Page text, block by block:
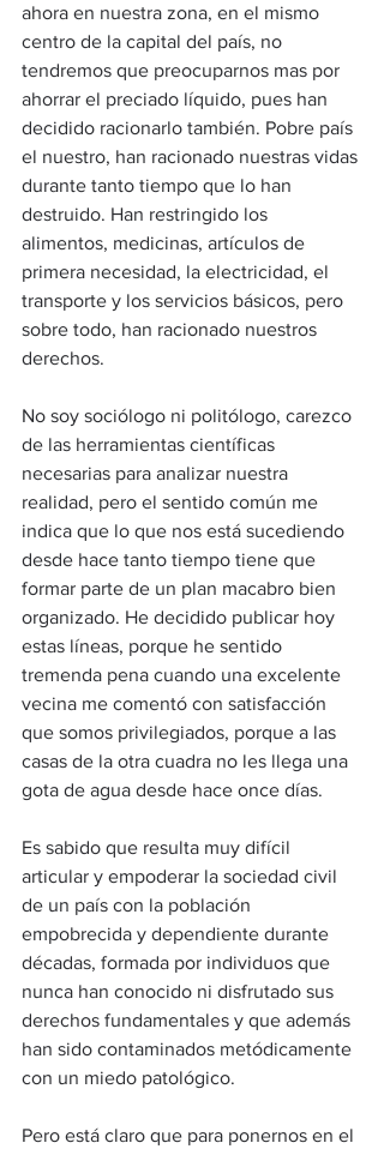
ahora en nuestra zona, en el mismo
centro de la capital del país, no
tendremos que preocuparnos mas por
ahorrar el preciado líquido, pues han
decidido racionarlo también. Pobre país
el nuestro, han racionado nuestras vidas
durante tanto tiempo que lo han
destruido. Han restringido los
alimentos, medicinas, artículos de
primera necesidad, la electricidad, el
transporte y los servicios básicos, pero
sobre todo, han racionado nuestros
derechos.
No soy sociólogo ni politólogo, carezco
de las herramientas científicas
necesarias para analizar nuestra
realidad, pero el sentido común me
indica que lo que nos está sucediendo
desde hace tanto tiempo tiene que
formar parte de un plan macabro bien
organizado. He decidido publicar hoy
estas líneas, porque he sentido
tremenda pena cuando una excelente
vecina me comentó con satisfacción
que somos privilegiados, porque a las
casas de la otra cuadra no les llega una
gota de agua desde hace once días.
Es sabido que resulta muy difícil
articular y empoderar la sociedad civil
de un país con la población
empobrecida y dependiente durante
décadas, formada por individuos que
nunca han conocido ni disfrutado sus
derechos fundamentales y que además
han sido contaminados metódicamente
con un miedo patológico.
Pero está claro que para ponernos en el